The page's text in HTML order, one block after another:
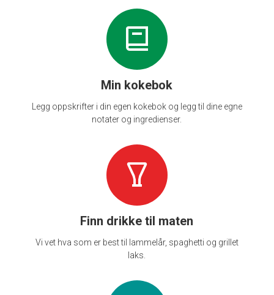
Min kokebok
Legg oppskrifter i din egen kokebok og legg til dine egne
notater og ingredienser.
Finn drikke til maten
Vi vet hva som er best til lammelår, spaghetti og grillet
laks.